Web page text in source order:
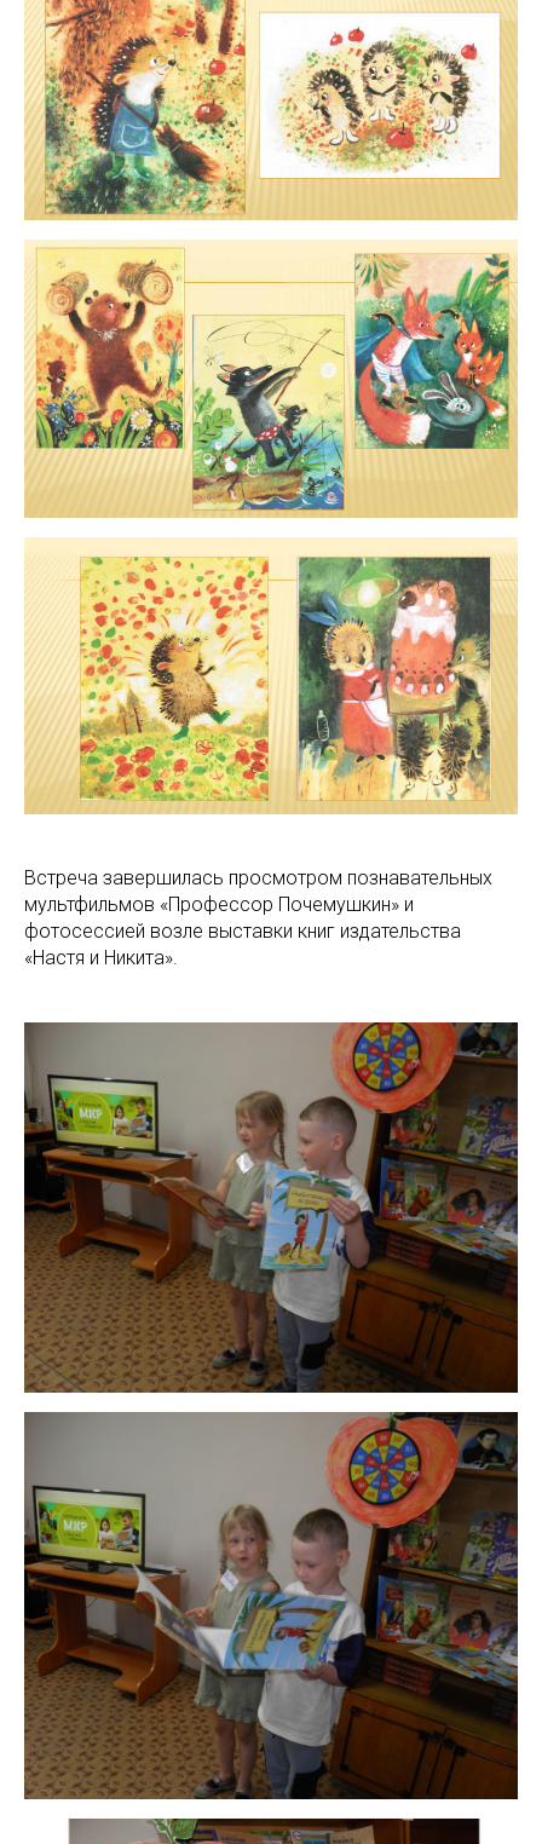
Встреча завершилась просмотром познавательных
мультфильмов «Профессор Почемушкин» и
фотосессией возле выставки книг издательства
«Настя и Никита».